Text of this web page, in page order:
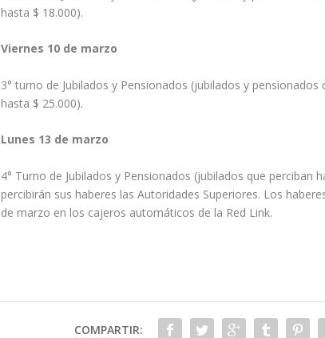
hasta $ 18.000).
Viernes 10 de marzo
3° turno de Jubilados y Pensionados (jubilados y
hasta $ 25.000).
Lunes 13 de marzo
4° Turno de Jubilados y Pensionados (jubilados que perciban
percibirán sus haberes las Autoridades Superiores. Los
de marzo en los cajeros automáticos de la Red Link.
COMPARTIR: